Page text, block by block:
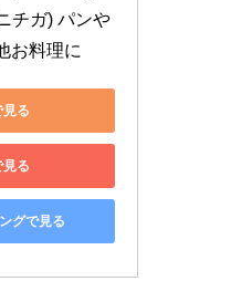
チガ) パンや
お料理に
る
る
グで見る